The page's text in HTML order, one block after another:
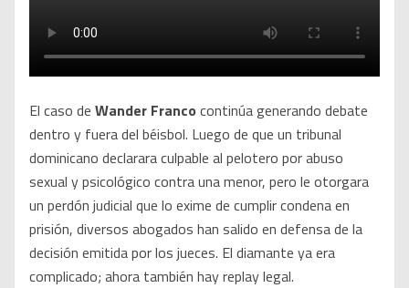
El caso de Wander Franco continúa generando debate
dentro y fuera del béisbol. Luego de que un tribunal
dominicano declarara culpable al pelotero por abuso
sexual y psicológico contra una menor, pero le otorgara
un perdón judicial que lo exime de cumplir condena en
prisión, diversos abogados han salido en defensa de la
decisión emitida por los jueces. El diamante ya era
complicado; ahora también hay replay legal.